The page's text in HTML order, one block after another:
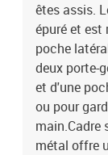
êtes assis.
épuré et est
poche
deux porte-
et d'une
ou pour
main.Cadre
métal offre